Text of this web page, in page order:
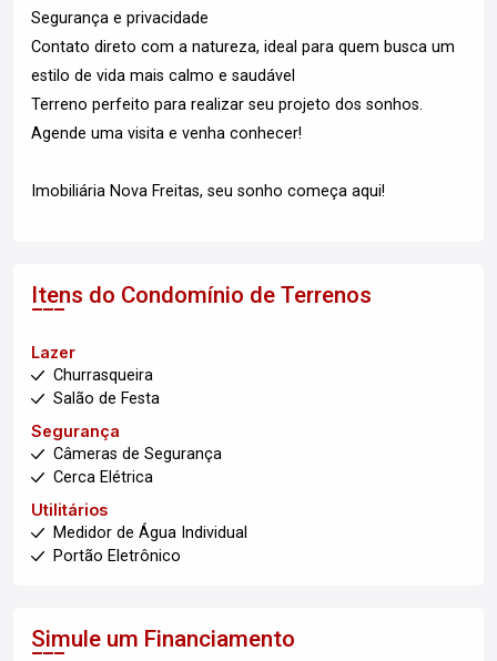
Segurança e privacidade
Contato direto com a natureza, ideal para quem busca um
estilo de vida mais calmo e saudável
Terreno perfeito para realizar seu projeto dos sonhos.
Agende uma visita e venha conhecer!
Imobiliária Nova Freitas, seu sonho começa aqui!
Itens do Condomínio de Terrenos
Lazer
Churrasqueira
Salão de Festa
Segurança
Câmeras de Segurança
Cerca Elétrica
Utilitários
Medidor de Água Individual
Portão Eletrônico
Simule um Financiamento